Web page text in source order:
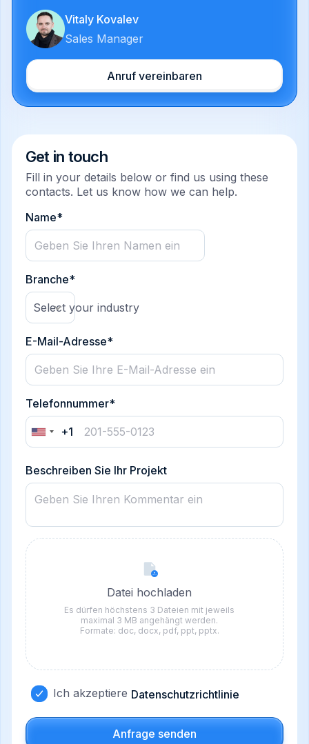
Vitaly Kovalev
Sales Manager
Anruf vereinbaren
Get in touch
Fill in your details below or find us using these
contacts. Let us know how we can help.
Name*
Branche*
Select your industry
E-Mail-Adresse*
Telefonnummer*
United
States
+1
Beschreiben Sie Ihr Projekt
Datei hochladen
Es dürfen höchstens 3 Dateien mit jeweils
maximal 3 MB angehängt werden.
Formate: doc, docx, pdf, ppt, pptx.
Ich akzeptiere Datenschutzrichtlinie
Anfrage senden